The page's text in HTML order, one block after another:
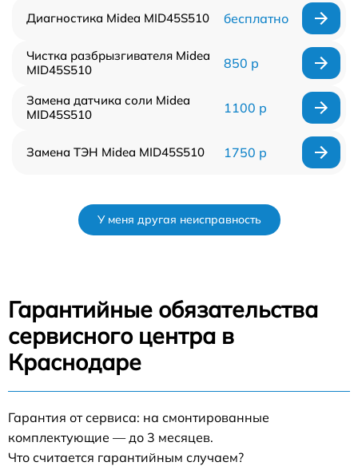
Диагностика Midea MID45S510 бесплатно
Чистка разбрызгивателя Midea
MID45S510
850 р
Замена датчика соли Midea
MID45S510
1100 р
Замена ТЭН Midea MID45S510 1750 р
У меня другая неисправность
Гарантийные обязательства
сервисного центра в
Краснодаре
Гарантия от сервиса: на смонтированные
комплектующие — до 3 месяцев.
Что считается гарантийным случаем?